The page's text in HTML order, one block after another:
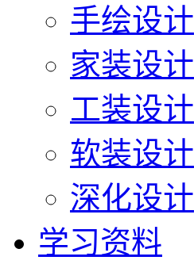
手绘设计
家装设计
工装设计
软装设计
深化设计
学习资料